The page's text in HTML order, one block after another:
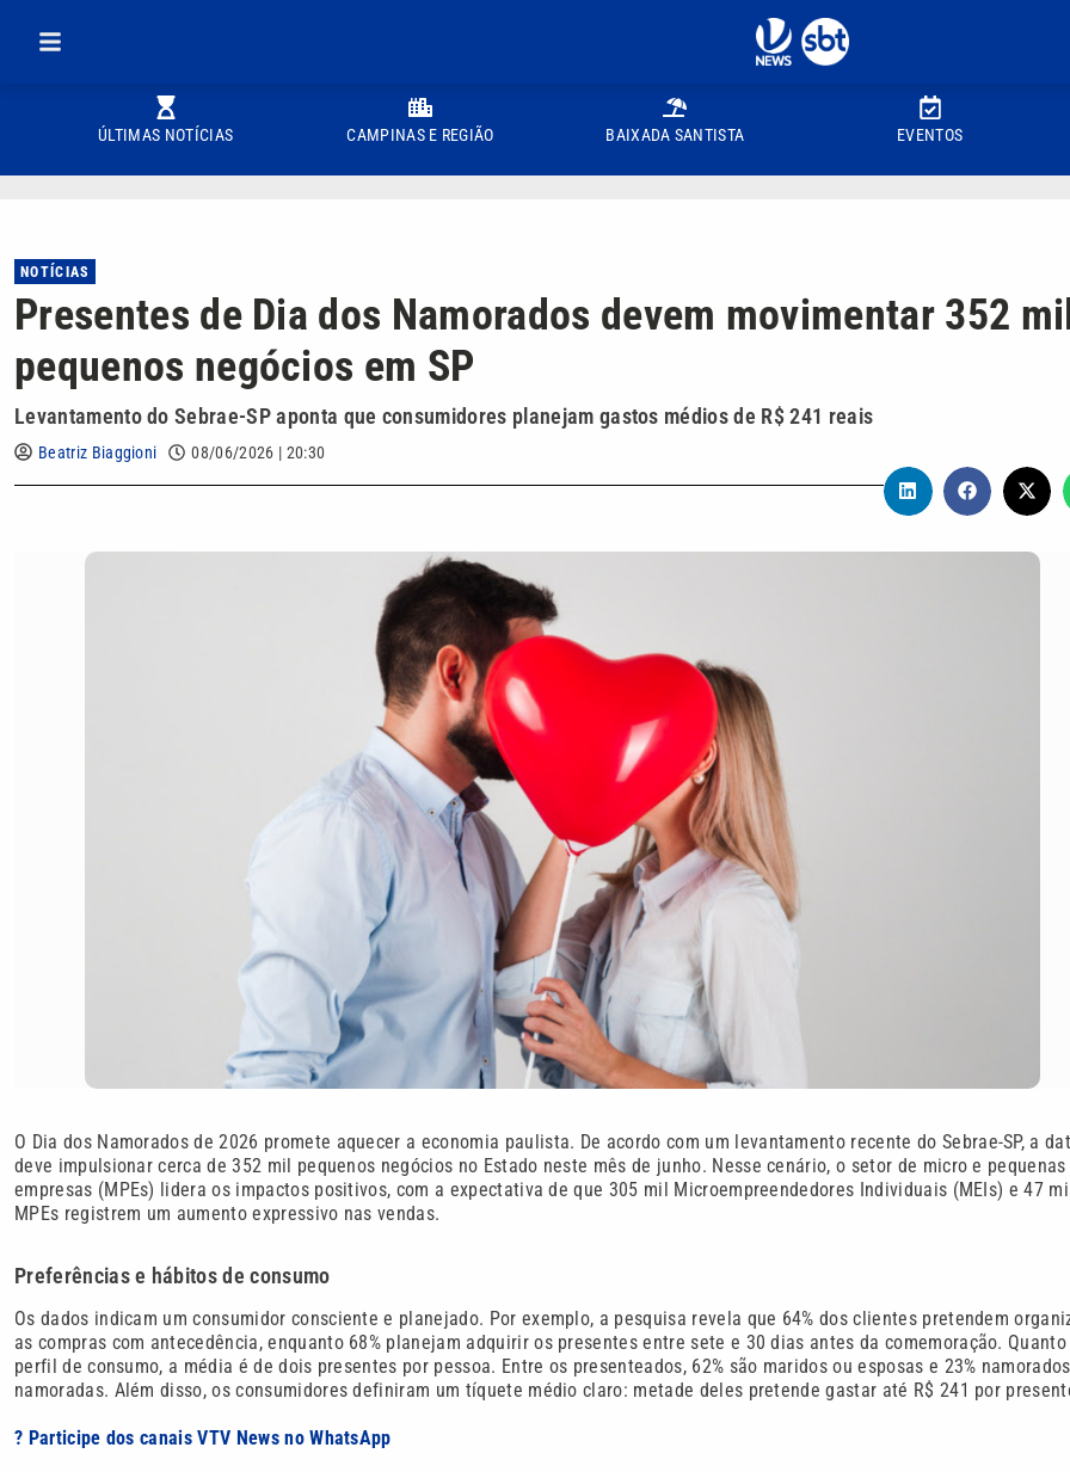
ÚLTIMAS NOTÍCIAS CAMPINAS E REGIÃO BAIXADA SANTISTA EVENTOS
NOTÍCIAS
Presentes de Dia dos Namorados devem movimentar 352 mil
pequenos negócios em SP
Levantamento do Sebrae-SP aponta que consumidores planejam gastos médios de R$ 241 reais
Beatriz Biaggioni 08/06/2026 | 20:30
O Dia dos Namorados de 2026 promete aquecer a economia paulista. De acordo com um levantamento recente do Sebrae-SP, a
deve impulsionar cerca de 352 mil pequenos negócios no Estado neste mês de junho. Nesse cenário, o setor de micro e pequenas
empresas (MPEs) lidera os impactos positivos, com a expectativa de que 305 mil Microempreendedores Individuais (MEIs) e 47
MPEs registrem um aumento expressivo nas vendas.
Preferências e hábitos de consumo
Os dados indicam um consumidor consciente e planejado. Por exemplo, a pesquisa revela que 64% dos clientes pretendem
as compras com antecedência, enquanto 68% planejam adquirir os presentes entre sete e 30 dias antes da comemoração.
perfil de consumo, a média é de dois presentes por pessoa. Entre os presenteados, 62% são maridos ou esposas e 23%
namoradas. Além disso, os consumidores definiram um tíquete médio claro: metade deles pretende gastar até R$ 241 por
? Participe dos canais VTV News no WhatsApp